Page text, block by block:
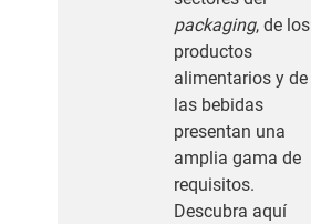
packaging, de los
productos
alimentarios y de
las bebidas
presentan una
amplia gama de
requisitos.
Descubra aquí